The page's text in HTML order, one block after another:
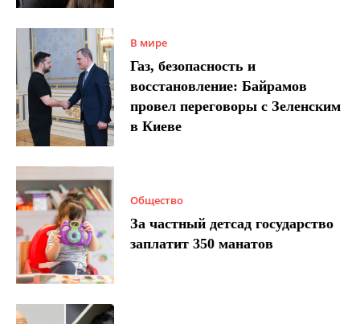
В мире
Газ, безопасность и
восстановление: Байрамов
провел переговоры с Зеленским
в Киеве
Общество
За частный детсад государство
заплатит 350 манатов